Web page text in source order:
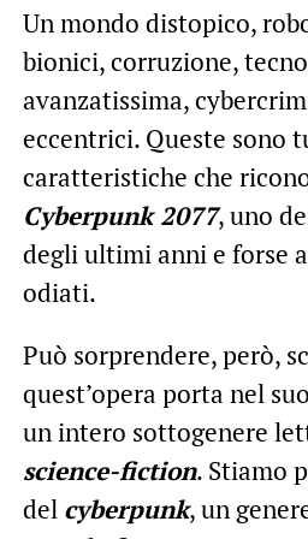
Un mondo distopico,
bionici, corruzione,
avanzatissima,
eccentrici. Queste sono
caratteristiche che
Cyberpunk 2077, uno
degli ultimi anni e forse
odiati.
Può sorprendere, però,
quest’opera porta nel
un intero sottogenere
science-fiction. Stiamo
del cyberpunk, un